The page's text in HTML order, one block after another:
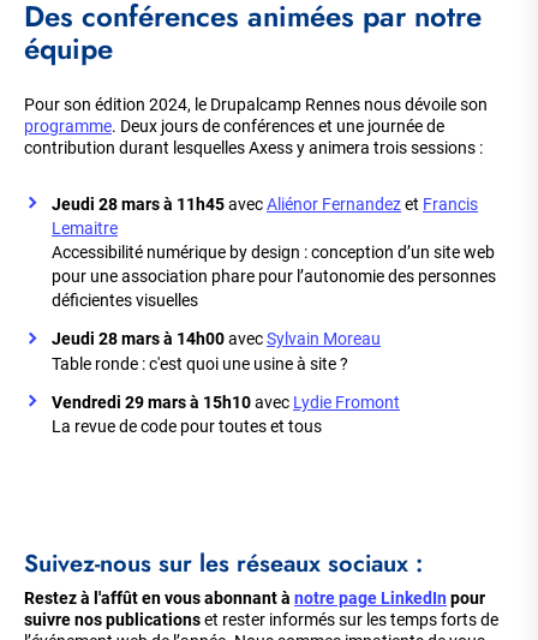
Des conférences animées par notre
équipe
Pour son édition 2024, le Drupalcamp Rennes nous dévoile son
programme. Deux jours de conférences et une journée de
contribution durant lesquelles Axess y animera trois sessions :
Jeudi 28 mars à 11h45avecAliénor Fernandezet Francis
Lemaitre
Accessibilité numérique by design : conception d’un site web
pour une association phare pour l’autonomie des personnes
déficientes visuelles
Jeudi 28 mars à 14h00avecSylvain Moreau
Table ronde : c'est quoi une usine à site ?
Vendredi 29 mars à 15h10avec Lydie Fromont
La revue de code pour toutes et tous
Suivez-nous sur les réseaux sociaux :
Restez à l'affût en vous abonnant à notre page LinkedIn pour
suivre nos publicationset rester informés sur les temps forts de